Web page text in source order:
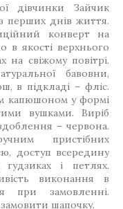
дівчинки Зайчик
перших днів життя.
конверт на
в якості верхнього
свіжому повітрі.
бавовни,
в підкладі – фліс.
капюшоном у формі
вушками. Виріб
– червона.
пристібних
доступ всередину
і петлях.
виконання в
при замовленні.
шапочку.